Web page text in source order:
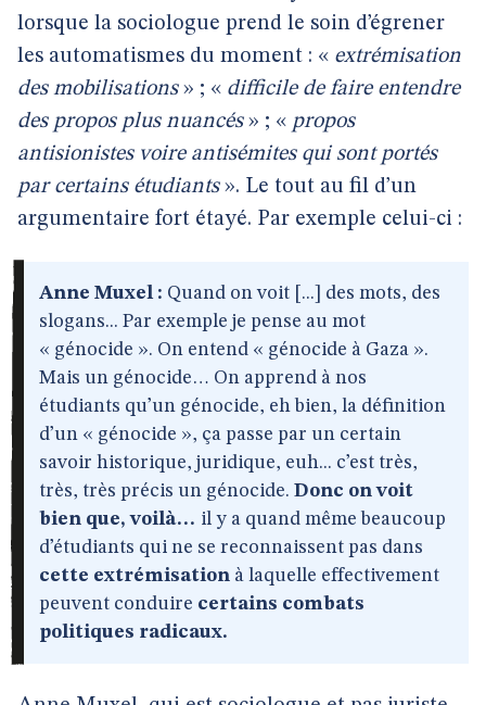
lorsque la sociologue prend le soin d’égrener
les automatismes du moment : « extrémisation
des mobilisations» ; « difficile de faire entendre
des propos plus nuancés» ; « propos
antisionistes voire antisémites qui sont portés
par certains étudiants». Le tout au fil d’un
argumentaire fort étayé. Par exemple celui-ci :
Anne Muxel : Quand on voit [...] des mots, des
slogans... Par exemple je pense au mot
« génocide ». On entend « génocide à Gaza ».
Mais un génocide… On apprend à nos
étudiants qu’un génocide, eh bien, la définition
d’un « génocide », ça passe par un certain
savoir historique, juridique, euh... c’est très,
très, très précis un génocide. Donc on voit
bien que, voilà… il y a quand même beaucoup
d’étudiants qui ne se reconnaissent pas dans
cette extrémisation à laquelle effectivement
peuvent conduire certains combats
politiques radicaux.